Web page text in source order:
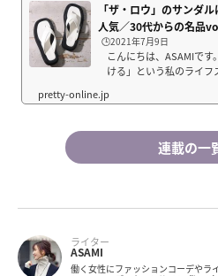
「ザ・ロウ」のサンダ
人気／30代からの名品
🕒️2021年7月9日
こんにちは、ASAMIで
ける」という私のライ
ROW（ザ・ロウ）」の
連載の一
ライター
ASAMI
働く女性にファッションコーデやラ